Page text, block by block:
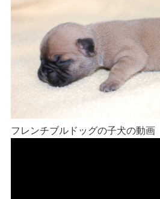
フレンチブルドッグの子犬の動画